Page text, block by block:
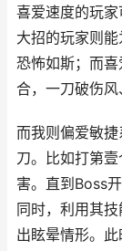
喜爱速度的玩
大招的玩家则
恐怖如斯；而
合，一刀破伤风
而我则偏爱敏
刀。比如打第
害。直到Boss
同时，利用其
出眩晕情形。